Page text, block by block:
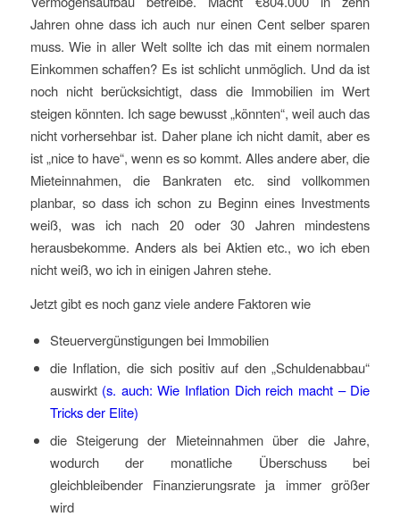
Jahren ohne dass ich auch nur einen Cent selber sparen
muss. Wie in aller Welt sollte ich das mit einem normalen
Einkommen schaffen? Es ist schlicht unmöglich. Und da ist
noch nicht berücksichtigt, dass die Immobilien im Wert
steigen könnten. Ich sage bewusst „könnten“, weil auch das
nicht vorhersehbar ist. Daher plane ich nicht damit, aber es
ist „nice to have“, wenn es so kommt. Alles andere aber, die
Mieteinnahmen, die Bankraten etc. sind vollkommen
planbar, so dass ich schon zu Beginn eines Investments
weiß, was ich nach 20 oder 30 Jahren mindestens
herausbekomme. Anders als bei Aktien etc., wo ich eben
nicht weiß, wo ich in einigen Jahren stehe.
Jetzt gibt es noch ganz viele andere Faktoren wie
Steuervergünstigungen bei Immobilien
die Inflation, die sich positiv auf den „Schuldenabbau“
auswirkt (s. auch: Wie Inflation Dich reich macht – Die
Tricks der Elite)
die Steigerung der Mieteinnahmen über die Jahre,
wodurch der monatliche Überschuss bei
gleichbleibender Finanzierungsrate ja immer größer
wird